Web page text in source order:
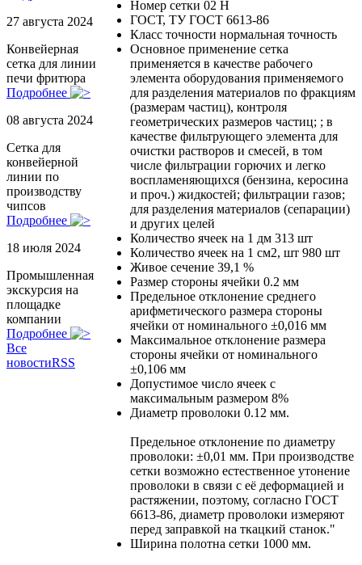
27 августа 2024
Конвейерная
сетка для линии
печи фритюра
Подробнее
08 августа 2024
Сетка для
конвейерной
линии по
производству
чипсов
Подробнее
18 июля 2024
Промышленная
экскурсия на
площадке
компании
Подробнее
Все
новостиRSS
Номер сетки 02 Н
ГОСТ, ТУ ГОСТ 6613-86
Класс точности нормальная точность
Основное применение сетка
применяется в качестве рабочего
элемента оборудования применяемого
для разделения материалов по фракциям
(размерам частиц), контроля
геометрических размеров частиц; ; в
качестве фильтрующего элемента для
очистки растворов и смесей, в том
числе фильтрации горючих и легко
воспламеняющихся (бензина, керосина
и проч.) жидкостей; фильтрации газов;
для разделения материалов (сепарации)
и других целей
Количество ячеек на 1 дм 313 шт
Количество ячеек на 1 см2, шт 980 шт
Живое сечение 39,1 %
Размер стороны ячейки 0.2 мм
Предельное отклонение среднего
арифметического размера стороны
ячейки от номинального ±0,016 мм
Максимальное отклонение размера
стороны ячейки от номинального
±0,106 мм
Допустимое число ячеек с
максимальным размером 8%
Диаметр проволоки 0.12 мм.
Предельное отклонение по диаметру
проволоки: ±0,01 мм. При производстве
сетки возможно естественное утонение
проволоки в связи с её деформацией и
растяжении, поэтому, согласно ГОСТ
6613-86, диаметр проволоки измеряют
перед заправкой на ткацкий станок."
Ширина полотна сетки 1000 мм.